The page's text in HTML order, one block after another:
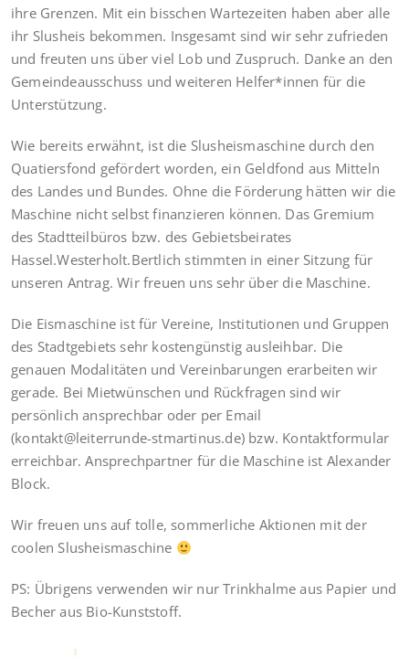
ihre Grenzen. Mit ein bisschen Wartezeiten haben aber alle
ihr Slusheis bekommen. Insgesamt sind wir sehr zufrieden
und freuten uns über viel Lob und Zuspruch. Danke an den
Gemeindeausschuss und weiteren Helfer*innen für die
Unterstützung.
Wie bereits erwähnt, ist die Slusheismaschine durch den
Quatiersfond gefördert worden, ein Geldfond aus Mitteln
des Landes und Bundes. Ohne die Förderung hätten wir die
Maschine nicht selbst finanzieren können. Das Gremium
des Stadtteilbüros bzw. des Gebietsbeirates
Hassel.Westerholt.Bertlich stimmten in einer Sitzung für
unseren Antrag. Wir freuen uns sehr über die Maschine.
Die Eismaschine ist für Vereine, Institutionen und Gruppen
des Stadtgebiets sehr kostengünstig ausleihbar. Die
genauen Modalitäten und Vereinbarungen erarbeiten wir
gerade. Bei Mietwünschen und Rückfragen sind wir
persönlich ansprechbar oder per Email
(kontakt@leiterrunde-stmartinus.de) bzw. Kontaktformular
erreichbar. Ansprechpartner für die Maschine ist Alexander
Block.
Wir freuen uns auf tolle, sommerliche Aktionen mit der
coolen Slusheismaschine
PS: Übrigens verwenden wir nur Trinkhalme aus Papier und
Becher aus Bio-Kunststoff.